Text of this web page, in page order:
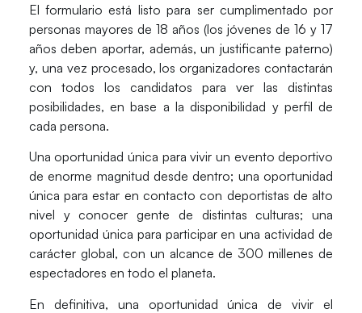
El formulario está listo para ser cumplimentado por
personas mayores de 18 años (los jóvenes de 16 y 17
años deben aportar, además, un justificante paterno)
y, una vez procesado, los organizadores contactarán
con todos los candidatos para ver las distintas
posibilidades, en base a la disponibilidad y perfil de
cada persona.
Una oportunidad única para vivir un evento deportivo
de enorme magnitud desde dentro; una oportunidad
única paraestar en contacto con deportistas de alto
nivel y conocer gente de distintas culturas; una
oportunidad única para participar enuna actividad de
carácter global, con un alcance de 300 millenes de
espectadores en todo el planeta.
En definitiva, una oportunidad única de vivir el